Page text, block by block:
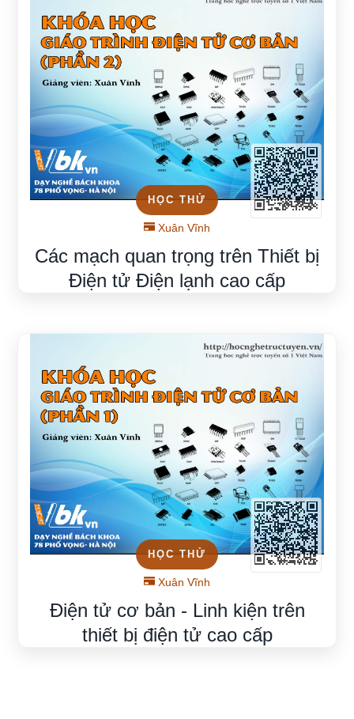
HỌC THỬ
Xuân Vĩnh
Các mạch quan trọng trên Thiết bị
Điện tử Điện lạnh cao cấp
HỌC THỬ
Xuân Vĩnh
Điện tử cơ bản - Linh kiện trên
thiết bị điện tử cao cấp